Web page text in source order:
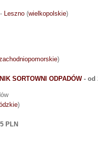
Leszno (wielkopolskie)
)
SORTOWNI ODPADÓW- od
)
PLN